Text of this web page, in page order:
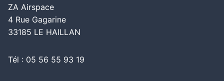
ZA Airspace
4 Rue Gagarine
33185 LE HAILLAN
Tél : 05 56 55 93 19